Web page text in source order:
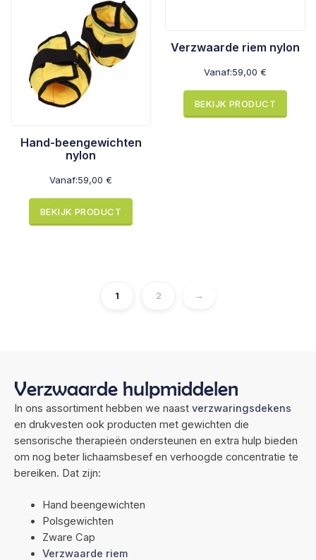
Hand-beengewichten
nylon
Vanaf:59,00 €
BEKIJK PRODUCT
Verzwaarde riem nylon
Vanaf:59,00 €
BEKIJK PRODUCT
1 2 →
Verzwaarde hulpmiddelen
In ons assortiment hebben we naast verzwaringsdekens
en drukvesten ook producten met gewichten die
sensorische therapieën ondersteunen en extra hulp bieden
om nog beter lichaamsbesef en verhoogde concentratie te
bereiken. Dat zijn:
Hand beengewichten
Polsgewichten
Zware Cap
Verzwaarde riem